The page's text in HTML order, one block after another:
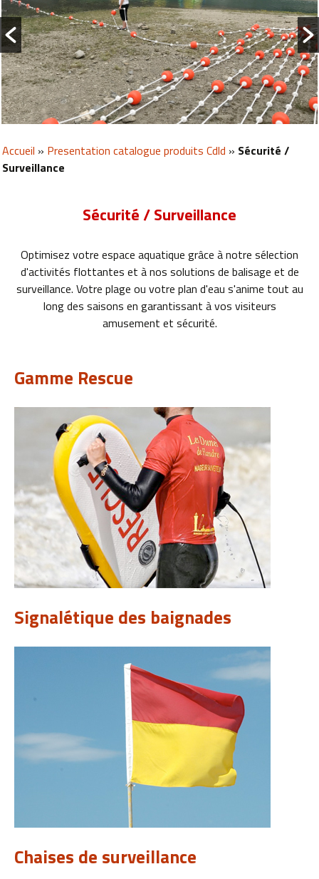
Accueil » Presentation catalogue produits Cdld » Sécurité /
Surveillance
Sécurité / Surveillance
Optimisez votre espace aquatique grâce à notre sélection
d'activités flottantes et à nos solutions de balisage et de
surveillance. Votre plage ou votre plan d'eau s'anime tout au
long des saisons en garantissant à vos visiteurs
amusement et sécurité.
Gamme Rescue
Signalétique des baignades
Chaises de surveillance